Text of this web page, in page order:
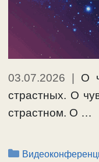
03.07.2026
О
страстных. О
страстном. О …
Рубрики